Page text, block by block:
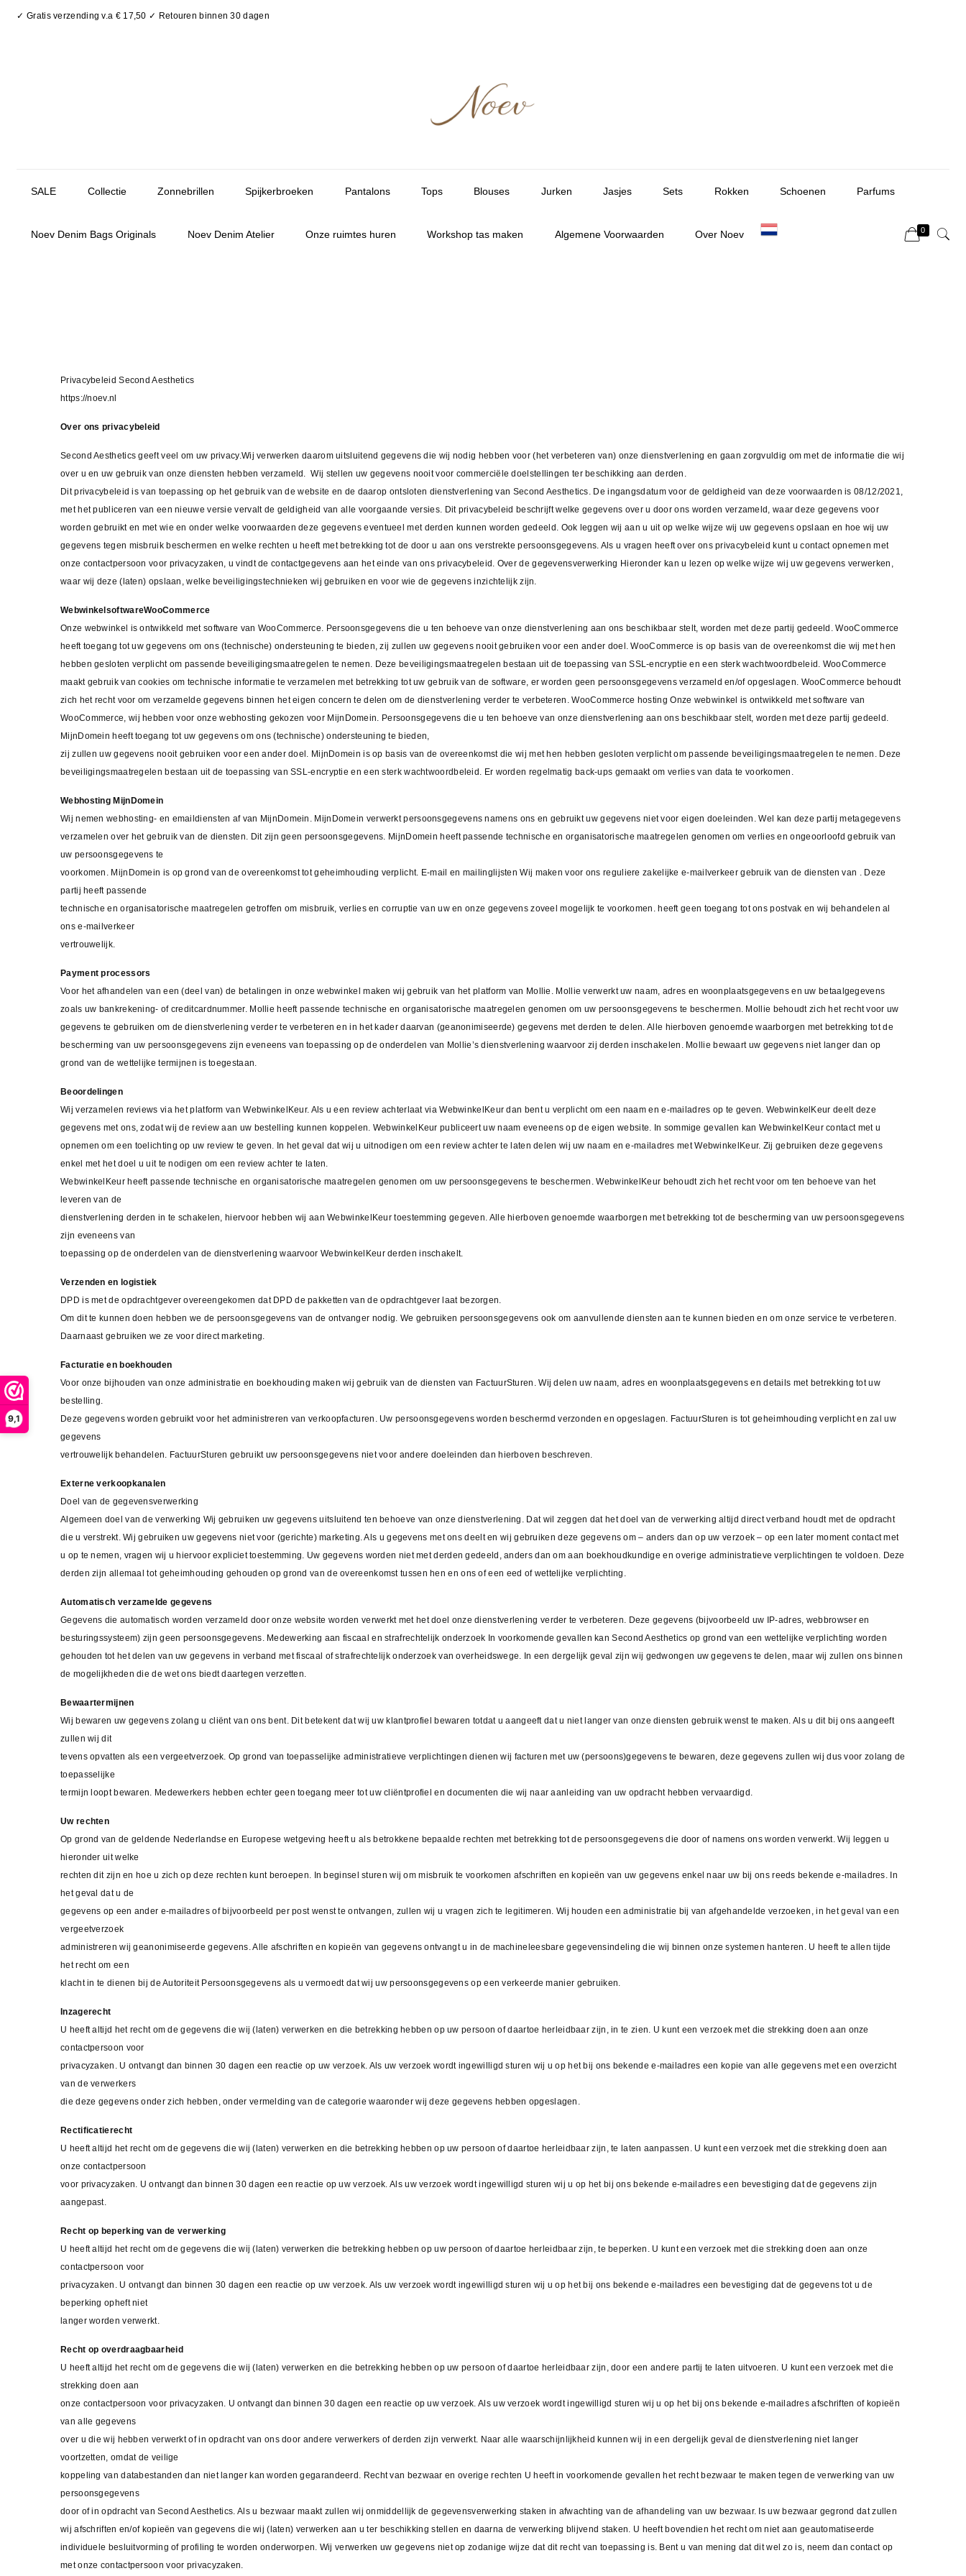
9,1
✓ Gratis verzending v.a € 17,50 ✓ Retouren binnen 30 dagen
SALE Collectie Zonnebrillen Spijkerbroeken Pantalons Tops Blouses Jurken Jasjes Sets Rokken Schoenen Parfums
Noev Denim Bags Originals Noev Denim Atelier Onze ruimtes huren Workshop tas maken Algemene Voorwaarden Over Noev 0
Privacybeleid Second Aesthetics
https://noev.nl
Over ons privacybeleid
Second Aesthetics geeft veel om uw privacy.Wij verwerken daarom uitsluitend gegevens die wij nodig hebben voor (het verbeteren van) onze dienstverlening en gaan zorgvuldig om met de informatie die wij
over u en uw gebruik van onze diensten hebben verzameld. Wij stellen uw gegevens nooit voor commerciële doelstellingen ter beschikking aan derden.
Dit privacybeleid is van toepassing op het gebruik van de website en de daarop ontsloten dienstverlening van Second Aesthetics. De ingangsdatum voor de geldigheid van deze voorwaarden is 08/12/2021,
met het publiceren van een nieuwe versie vervalt de geldigheid van alle voorgaande versies. Dit privacybeleid beschrijft welke gegevens over u door ons worden verzameld, waar deze gegevens voor
worden gebruikt en met wie en onder welke voorwaarden deze gegevens eventueel met derden kunnen worden gedeeld. Ook leggen wij aan u uit op welke wijze wij uw gegevens opslaan en hoe wij uw
gegevens tegen misbruik beschermen en welke rechten u heeft met betrekking tot de door u aan ons verstrekte persoonsgegevens. Als u vragen heeft over ons privacybeleid kunt u contact opnemen met
onze contactpersoon voor privacyzaken, u vindt de contactgegevens aan het einde van ons privacybeleid. Over de gegevensverwerking Hieronder kan u lezen op welke wijze wij uw gegevens verwerken,
waar wij deze (laten) opslaan, welke beveiligingstechnieken wij gebruiken en voor wie de gegevens inzichtelijk zijn.
WebwinkelsoftwareWooCommerce
Onze webwinkel is ontwikkeld met software van WooCommerce. Persoonsgegevens die u ten behoeve van onze dienstverlening aan ons beschikbaar stelt, worden met deze partij gedeeld. WooCommerce
heeft toegang tot uw gegevens om ons (technische) ondersteuning te bieden, zij zullen uw gegevens nooit gebruiken voor een ander doel. WooCommerce is op basis van de overeenkomst die wij met hen
hebben gesloten verplicht om passende beveiligingsmaatregelen te nemen. Deze beveiligingsmaatregelen bestaan uit de toepassing van SSL-encryptie en een sterk wachtwoordbeleid. WooCommerce
maakt gebruik van cookies om technische informatie te verzamelen met betrekking tot uw gebruik van de software, er worden geen persoonsgegevens verzameld en/of opgeslagen. WooCommerce behoudt
zich het recht voor om verzamelde gegevens binnen het eigen concern te delen om de dienstverlening verder te verbeteren. WooCommerce hosting Onze webwinkel is ontwikkeld met software van
WooCommerce, wij hebben voor onze webhosting gekozen voor MijnDomein. Persoonsgegevens die u ten behoeve van onze dienstverlening aan ons beschikbaar stelt, worden met deze partij gedeeld.
MijnDomein heeft toegang tot uw gegevens om ons (technische) ondersteuning te bieden,
zij zullen uw gegevens nooit gebruiken voor een ander doel. MijnDomein is op basis van de overeenkomst die wij met hen hebben gesloten verplicht om passende beveiligingsmaatregelen te nemen. Deze
beveiligingsmaatregelen bestaan uit de toepassing van SSL-encryptie en een sterk wachtwoordbeleid. Er worden regelmatig back-ups gemaakt om verlies van data te voorkomen.
Webhosting MijnDomein
Wij nemen webhosting- en emaildiensten af van MijnDomein. MijnDomein verwerkt persoonsgegevens namens ons en gebruikt uw gegevens niet voor eigen doeleinden. Wel kan deze partij metagegevens
verzamelen over het gebruik van de diensten. Dit zijn geen persoonsgegevens. MijnDomein heeft passende technische en organisatorische maatregelen genomen om verlies en ongeoorloofd gebruik van
uw persoonsgegevens te
voorkomen. MijnDomein is op grond van de overeenkomst tot geheimhouding verplicht. E-mail en mailinglijsten Wij maken voor ons reguliere zakelijke e-mailverkeer gebruik van de diensten van . Deze
partij heeft passende
technische en organisatorische maatregelen getroffen om misbruik, verlies en corruptie van uw en onze gegevens zoveel mogelijk te voorkomen. heeft geen toegang tot ons postvak en wij behandelen al
ons e-mailverkeer
vertrouwelijk.
Payment processors
Voor het afhandelen van een (deel van) de betalingen in onze webwinkel maken wij gebruik van het platform van Mollie. Mollie verwerkt uw naam, adres en woonplaatsgegevens en uw betaalgegevens
zoals uw bankrekening- of creditcardnummer. Mollie heeft passende technische en organisatorische maatregelen genomen om uw persoonsgegevens te beschermen. Mollie behoudt zich het recht voor uw
gegevens te gebruiken om de dienstverlening verder te verbeteren en in het kader daarvan (geanonimiseerde) gegevens met derden te delen. Alle hierboven genoemde waarborgen met betrekking tot de
bescherming van uw persoonsgegevens zijn eveneens van toepassing op de onderdelen van Mollie’s dienstverlening waarvoor zij derden inschakelen. Mollie bewaart uw gegevens niet langer dan op
grond van de wettelijke termijnen is toegestaan.
Beoordelingen
Wij verzamelen reviews via het platform van WebwinkelKeur. Als u een review achterlaat via WebwinkelKeur dan bent u verplicht om een naam en e-mailadres op te geven. WebwinkelKeur deelt deze
gegevens met ons, zodat wij de review aan uw bestelling kunnen koppelen. WebwinkelKeur publiceert uw naam eveneens op de eigen website. In sommige gevallen kan WebwinkelKeur contact met u
opnemen om een toelichting op uw review te geven. In het geval dat wij u uitnodigen om een review achter te laten delen wij uw naam en e-mailadres met WebwinkelKeur. Zij gebruiken deze gegevens
enkel met het doel u uit te nodigen om een review achter te laten.
WebwinkelKeur heeft passende technische en organisatorische maatregelen genomen om uw persoonsgegevens te beschermen. WebwinkelKeur behoudt zich het recht voor om ten behoeve van het
leveren van de
dienstverlening derden in te schakelen, hiervoor hebben wij aan WebwinkelKeur toestemming gegeven. Alle hierboven genoemde waarborgen met betrekking tot de bescherming van uw persoonsgegevens
zijn eveneens van
toepassing op de onderdelen van de dienstverlening waarvoor WebwinkelKeur derden inschakelt.
Verzenden en logistiek
DPD is met de opdrachtgever overeengekomen dat DPD de pakketten van de opdrachtgever laat bezorgen.
Om dit te kunnen doen hebben we de persoonsgegevens van de ontvanger nodig. We gebruiken persoonsgegevens ook om aanvullende diensten aan te kunnen bieden en om onze service te verbeteren.
Daarnaast gebruiken we ze voor direct marketing.
Facturatie en boekhouden
Voor onze bijhouden van onze administratie en boekhouding maken wij gebruik van de diensten van FactuurSturen. Wij delen uw naam, adres en woonplaatsgegevens en details met betrekking tot uw
bestelling.
Deze gegevens worden gebruikt voor het administreren van verkoopfacturen. Uw persoonsgegevens worden beschermd verzonden en opgeslagen. FactuurSturen is tot geheimhouding verplicht en zal uw
gegevens
vertrouwelijk behandelen. FactuurSturen gebruikt uw persoonsgegevens niet voor andere doeleinden dan hierboven beschreven.
Externe verkoopkanalen
Doel van de gegevensverwerking
Algemeen doel van de verwerking Wij gebruiken uw gegevens uitsluitend ten behoeve van onze dienstverlening. Dat wil zeggen dat het doel van de verwerking altijd direct verband houdt met de opdracht
die u verstrekt. Wij gebruiken uw gegevens niet voor (gerichte) marketing. Als u gegevens met ons deelt en wij gebruiken deze gegevens om – anders dan op uw verzoek – op een later moment contact met
u op te nemen, vragen wij u hiervoor expliciet toestemming. Uw gegevens worden niet met derden gedeeld, anders dan om aan boekhoudkundige en overige administratieve verplichtingen te voldoen. Deze
derden zijn allemaal tot geheimhouding gehouden op grond van de overeenkomst tussen hen en ons of een eed of wettelijke verplichting.
Automatisch verzamelde gegevens
Gegevens die automatisch worden verzameld door onze website worden verwerkt met het doel onze dienstverlening verder te verbeteren. Deze gegevens (bijvoorbeeld uw IP-adres, webbrowser en
besturingssysteem) zijn geen persoonsgegevens. Medewerking aan fiscaal en strafrechtelijk onderzoek In voorkomende gevallen kan Second Aesthetics op grond van een wettelijke verplichting worden
gehouden tot het delen van uw gegevens in verband met fiscaal of strafrechtelijk onderzoek van overheidswege. In een dergelijk geval zijn wij gedwongen uw gegevens te delen, maar wij zullen ons binnen
de mogelijkheden die de wet ons biedt daartegen verzetten.
Bewaartermijnen
Wij bewaren uw gegevens zolang u cliënt van ons bent. Dit betekent dat wij uw klantprofiel bewaren totdat u aangeeft dat u niet langer van onze diensten gebruik wenst te maken. Als u dit bij ons aangeeft
zullen wij dit
tevens opvatten als een vergeetverzoek. Op grond van toepasselijke administratieve verplichtingen dienen wij facturen met uw (persoons)gegevens te bewaren, deze gegevens zullen wij dus voor zolang de
toepasselijke
termijn loopt bewaren. Medewerkers hebben echter geen toegang meer tot uw cliëntprofiel en documenten die wij naar aanleiding van uw opdracht hebben vervaardigd.
Uw rechten
Op grond van de geldende Nederlandse en Europese wetgeving heeft u als betrokkene bepaalde rechten met betrekking tot de persoonsgegevens die door of namens ons worden verwerkt. Wij leggen u
hieronder uit welke
rechten dit zijn en hoe u zich op deze rechten kunt beroepen. In beginsel sturen wij om misbruik te voorkomen afschriften en kopieën van uw gegevens enkel naar uw bij ons reeds bekende e-mailadres. In
het geval dat u de
gegevens op een ander e-mailadres of bijvoorbeeld per post wenst te ontvangen, zullen wij u vragen zich te legitimeren. Wij houden een administratie bij van afgehandelde verzoeken, in het geval van een
vergeetverzoek
administreren wij geanonimiseerde gegevens. Alle afschriften en kopieën van gegevens ontvangt u in de machineleesbare gegevensindeling die wij binnen onze systemen hanteren. U heeft te allen tijde
het recht om een
klacht in te dienen bij de Autoriteit Persoonsgegevens als u vermoedt dat wij uw persoonsgegevens op een verkeerde manier gebruiken.
Inzagerecht
U heeft altijd het recht om de gegevens die wij (laten) verwerken en die betrekking hebben op uw persoon of daartoe herleidbaar zijn, in te zien. U kunt een verzoek met die strekking doen aan onze
contactpersoon voor
privacyzaken. U ontvangt dan binnen 30 dagen een reactie op uw verzoek. Als uw verzoek wordt ingewilligd sturen wij u op het bij ons bekende e-mailadres een kopie van alle gegevens met een overzicht
van de verwerkers
die deze gegevens onder zich hebben, onder vermelding van de categorie waaronder wij deze gegevens hebben opgeslagen.
Rectificatierecht
U heeft altijd het recht om de gegevens die wij (laten) verwerken en die betrekking hebben op uw persoon of daartoe herleidbaar zijn, te laten aanpassen. U kunt een verzoek met die strekking doen aan
onze contactpersoon
voor privacyzaken. U ontvangt dan binnen 30 dagen een reactie op uw verzoek. Als uw verzoek wordt ingewilligd sturen wij u op het bij ons bekende e-mailadres een bevestiging dat de gegevens zijn
aangepast.
Recht op beperking van de verwerking
U heeft altijd het recht om de gegevens die wij (laten) verwerken die betrekking hebben op uw persoon of daartoe herleidbaar zijn, te beperken. U kunt een verzoek met die strekking doen aan onze
contactpersoon voor
privacyzaken. U ontvangt dan binnen 30 dagen een reactie op uw verzoek. Als uw verzoek wordt ingewilligd sturen wij u op het bij ons bekende e-mailadres een bevestiging dat de gegevens tot u de
beperking opheft niet
langer worden verwerkt.
Recht op overdraagbaarheid
U heeft altijd het recht om de gegevens die wij (laten) verwerken en die betrekking hebben op uw persoon of daartoe herleidbaar zijn, door een andere partij te laten uitvoeren. U kunt een verzoek met die
strekking doen aan
onze contactpersoon voor privacyzaken. U ontvangt dan binnen 30 dagen een reactie op uw verzoek. Als uw verzoek wordt ingewilligd sturen wij u op het bij ons bekende e-mailadres afschriften of kopieën
van alle gegevens
over u die wij hebben verwerkt of in opdracht van ons door andere verwerkers of derden zijn verwerkt. Naar alle waarschijnlijkheid kunnen wij in een dergelijk geval de dienstverlening niet langer
voortzetten, omdat de veilige
koppeling van databestanden dan niet langer kan worden gegarandeerd. Recht van bezwaar en overige rechten U heeft in voorkomende gevallen het recht bezwaar te maken tegen de verwerking van uw
persoonsgegevens
door of in opdracht van Second Aesthetics. Als u bezwaar maakt zullen wij onmiddellijk de gegevensverwerking staken in afwachting van de afhandeling van uw bezwaar. Is uw bezwaar gegrond dat zullen
wij afschriften en/of kopieën van gegevens die wij (laten) verwerken aan u ter beschikking stellen en daarna de verwerking blijvend staken. U heeft bovendien het recht om niet aan geautomatiseerde
individuele besluitvorming of profiling te worden onderworpen. Wij verwerken uw gegevens niet op zodanige wijze dat dit recht van toepassing is. Bent u van mening dat dit wel zo is, neem dan contact op
met onze contactpersoon voor privacyzaken.